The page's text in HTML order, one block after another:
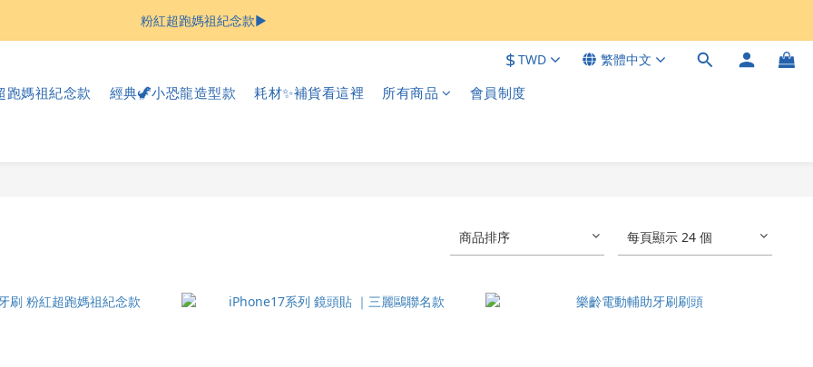
母親節限時優惠 ▶︎ 好禮滿額贈
粉紅超跑媽祖紀念款▶︎
$TWD 繁體中文
跑媽祖紀念款 經典🦖小恐龍造型款 耗材✨補貨看這裡 所有商品 會員制度
商品排序 每頁顯示 24 個